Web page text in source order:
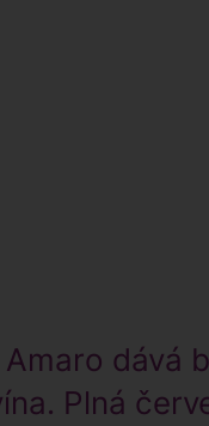
dává
Plná